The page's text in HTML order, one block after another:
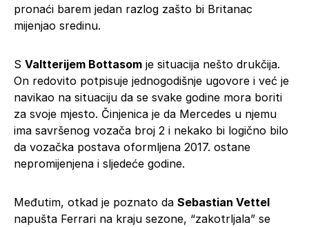
pronaći barem jedan razlog zašto bi Britanac
mijenjao sredinu.
S Valtterijem Bottasom je situacija nešto drukčija.
On redovito potpisuje jednogodišnje ugovore i već je
navikao na situaciju da se svake godine mora boriti
za svoje mjesto. Činjenica je da Mercedes u njemu
ima savršenog vozača broj 2 i nekako bi logično bilo
da vozačka postava oformljena 2017. ostane
nepromijenjena i sljedeće godine.
Međutim, otkad je poznato da Sebastian Vettel
napušta Ferrari na kraju sezone, “zakotrljala” se